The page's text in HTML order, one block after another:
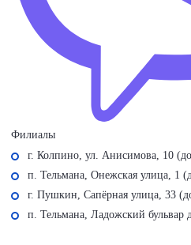
Филиалы
г. Колпино, ул. Анисимова, 10
п. Тельмана, Онежская улица, 1
г. Пушкин, Сапёрная улица, 33
п. Тельмана, Ладожский бульвар